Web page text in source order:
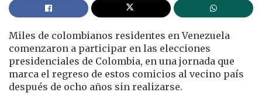
Miles de colombianos residentes en Venezuela
comenzaron a participar en las elecciones
presidenciales de Colombia, en una jornada que
marca el regreso de estos comicios al vecino país
después de ocho años sin realizarse.